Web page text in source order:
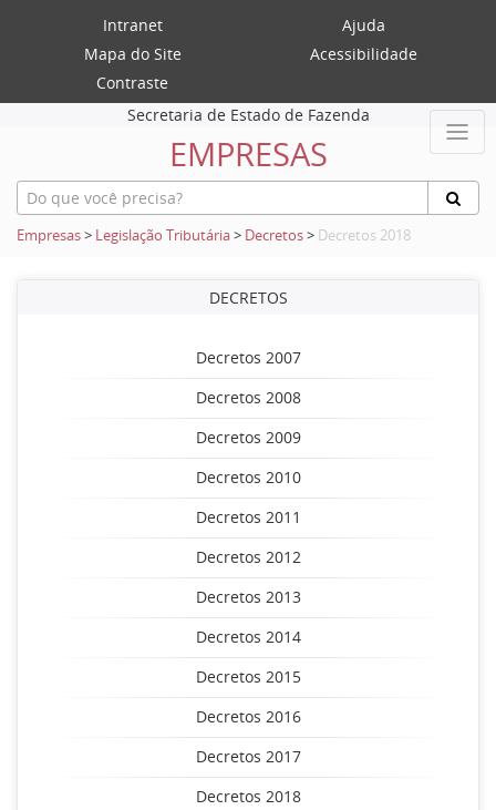
Intranet
Ajuda
Mapa do Site
Acessibilidade
Contraste
Secretaria de Estado de Fazenda
EMPRESAS
Empresas> Legislação Tributária> Decretos> Decretos 2018
DECRETOS
Decretos 2007
Decretos 2008
Decretos 2009
Decretos 2010
Decretos 2011
Decretos 2012
Decretos 2013
Decretos 2014
Decretos 2015
Decretos 2016
Decretos 2017
Decretos 2018